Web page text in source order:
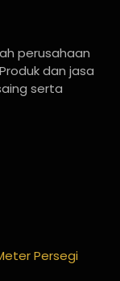
perusahaan
dan jasa
serta
Persegi